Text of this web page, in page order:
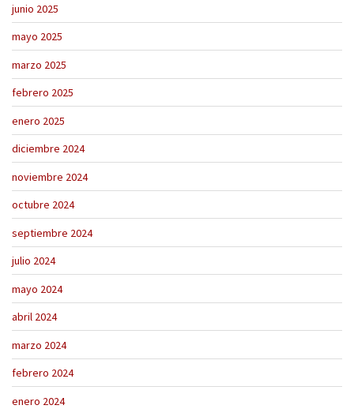
junio 2025
mayo 2025
marzo 2025
febrero 2025
enero 2025
diciembre 2024
noviembre 2024
octubre 2024
septiembre 2024
julio 2024
mayo 2024
abril 2024
marzo 2024
febrero 2024
enero 2024